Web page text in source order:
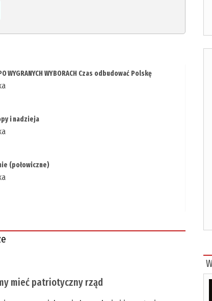
WYGRANYCH WYBORACH Czas odbudować Polskę
i nadzieja
(połowiczne)
mieć patriotyczny rząd